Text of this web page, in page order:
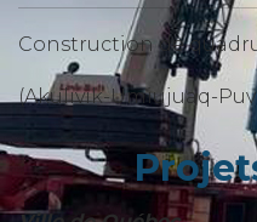
Construction de
(Akulivik-Umiujuaq-